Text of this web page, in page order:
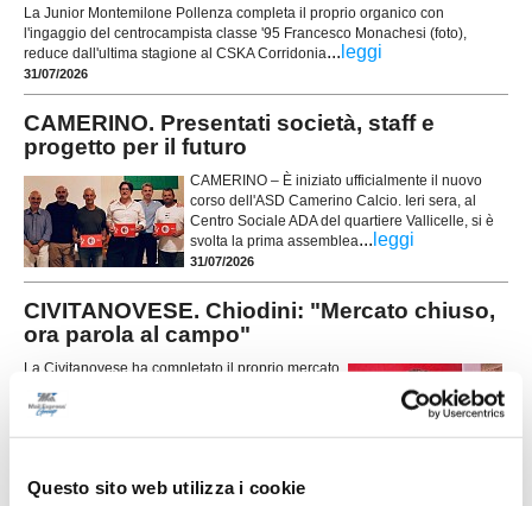
Questo sito web utilizza i cookie
La Junior Montemilone Pollenza completa il proprio organico con
l'ingaggio del centrocampista classe '95 Francesco Monachesi (foto),
reduce dall'ultima stagione al CSKA Corridonia... leggi
31/07/2026
CAMERINO. Presentati società, staff e
progetto per il futuro
CAMERINO – È iniziato ufficialmente il nuovo
corso dell'ASD Camerino Calcio. Ieri sera, al
Centro Sociale ADA del quartiere Vallicelle, si è
svolta la prima assemblea... leggi
31/07/2026
CIVITANOVESE. Chiodini: "Mercato chiuso,
ora parola al campo"
La Civitanovese ha completato il proprio mercato
e si prepara ad affrontare la nuova stagione con
una rosa definita. A fare il punto è il direttore